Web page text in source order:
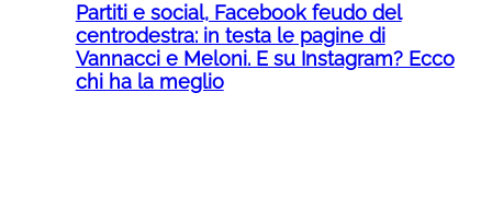
Partiti e social, Facebook feudo del
centrodestra: in testa le pagine di
Vannacci e Meloni. E su Instagram? Ecco
chi ha la meglio